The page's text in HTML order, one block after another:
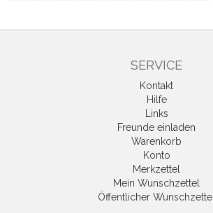
SERVICE
Kontakt
Hilfe
Links
Freunde einladen
Warenkorb
Konto
Merkzettel
Mein Wunschzettel
Öffentlicher Wunschzettel